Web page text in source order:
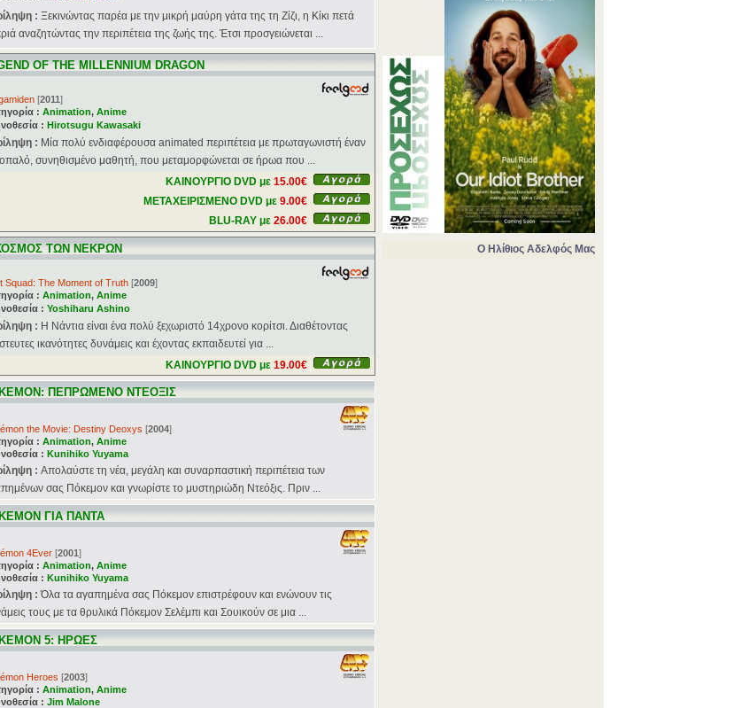
: Ξεκινώντας παρέα με την μικρή μαύρη γάτα της τη Ζίζι, η Κίκι πετά
αναζητώντας την περιπέτεια της ζωής της. Έτσι προσγειώνεται ...
OF THE MILLENNIUM DRAGON
[2011]
: Animation, Anime
: Hirotsugu Kawasaki
: Mία πολύ ενδιαφέρουσα animated περιπέτεια με πρωταγωνιστή έναν
συνηθισμένο μαθητή, που μεταμορφώνεται σε ήρωα που ...
ΚΑΙΝΟΥΡΓΙΟ DVD με 15.00€
ΜΕΤΑΧΕΙΡΙΣΜΕΝΟ DVD με 9.00€
BLU-RAY με 26.00€
ΤΩΝ ΝΕΚΡΩΝ
Squad: The Moment of Truth [2009]
: Animation, Anime
: Yoshiharu Ashino
: Η Νάντια είναι ένα πολύ ξεχωριστό 14χρονο κορίτσι. Διαθέτοντας
ικανότητες δυνάμεις και έχοντας εκπαιδευτεί για ...
ΚΑΙΝΟΥΡΓΙΟ DVD με 19.00€
ΠΕΠΡΩΜΕΝΟ ΝΤΕΟΞΙΣ
the Movie: Destiny Deoxys [2004]
: Animation, Anime
: Kunihiko Yuyama
: Απολαύστε τη νέα, μεγάλη και συναρπαστική περιπέτεια των
σας Πόκεμον και γνωρίστε το μυστηριώδη Ντεόξις. Πριν ...
ΓΙΑ ΠΑΝΤΑ
4Ever [2001]
: Animation, Anime
: Kunihiko Yuyama
:Όλα τα αγαπημένα σας Πόκεμον επιστρέφουν και ενώνουν τις
τους με τα θρυλικά Πόκεμον Σελέμπι και Σουικούν σε μια ...
5: ΗΡΩΕΣ
Heroes [2003]
: Animation, Anime
: Jim Malone
Ο Ηλίθιος Αδελφός Μας